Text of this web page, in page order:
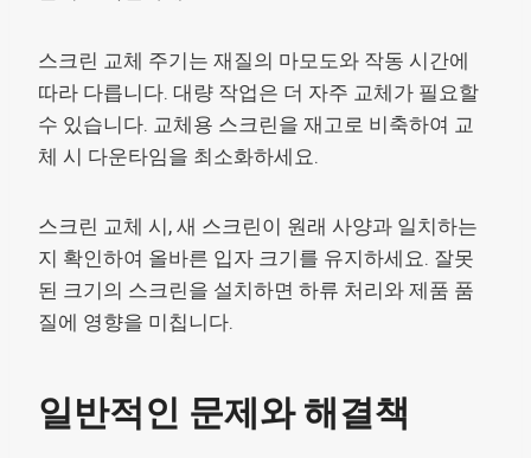
스크린 교체 주기는 재질의 마모도와 작동 시간에
따라 다릅니다. 대량 작업은 더 자주 교체가 필요할
수 있습니다. 교체용 스크린을 재고로 비축하여 교
체 시 다운타임을 최소화하세요.
스크린 교체 시, 새 스크린이 원래 사양과 일치하는
지 확인하여 올바른 입자 크기를 유지하세요. 잘못
된 크기의 스크린을 설치하면 하류 처리와 제품 품
질에 영향을 미칩니다.
일반적인 문제와 해결책